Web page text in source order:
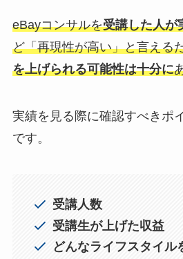
eBayコンサルを受講した人が
ど「再現性が高い」と言える
を上げられる可能性は十分に
実績を見る際に確認すべきポ
です。
受講人数
受講生が上げた収益
どんなライフスタイル